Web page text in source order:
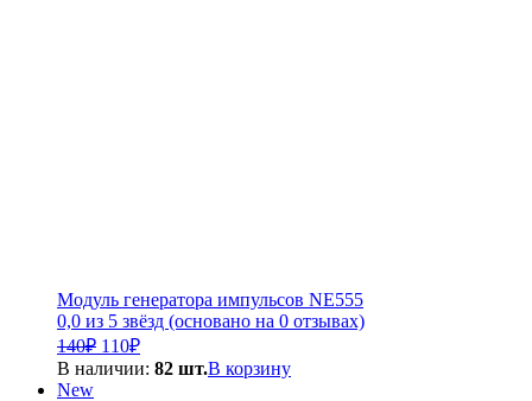
Модуль генератора импульсов NE555
0,0 из 5 звёзд (основано на 0 отзывах)
140₽ Первоначальная
цена
110₽Текущая
цена:
В наличии: 82 шт.В корзину
New